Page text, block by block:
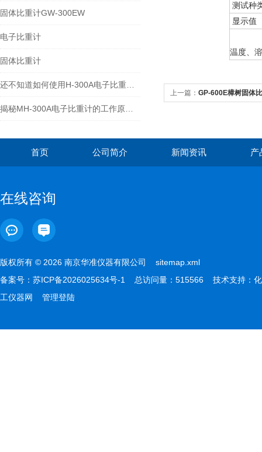
固体比重计GW-300EW
电子比重计
固体比重计
测试种
显示值
温度、
上一篇： GP-600E樟树固体
首页 公司简介 新闻资讯 产
在线咨询
版权所有 © 2026 南京华准仪器有限公司 sitemap.xml
备案号： 苏ICP备2026025634号-1 总访问量：515566 技术支持： 化
工仪器网
管理登陆